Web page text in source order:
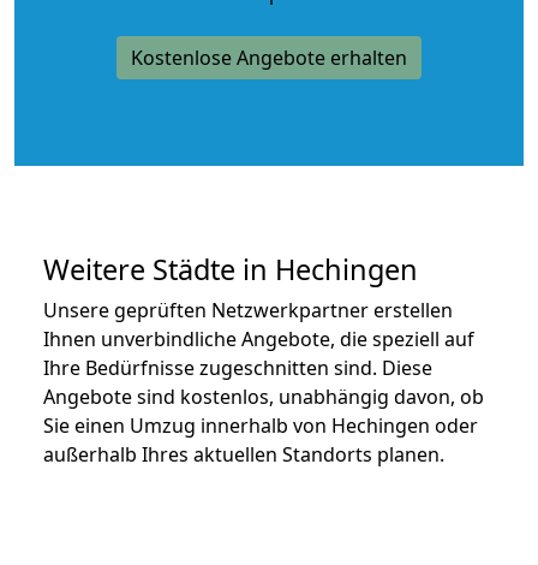
Kostenlose Angebote erhalten
Weitere Städte in Hechingen
Unsere geprüften Netzwerkpartner erstellen
Ihnen unverbindliche Angebote, die speziell auf
Ihre Bedürfnisse zugeschnitten sind. Diese
Angebote sind kostenlos, unabhängig davon, ob
Sie einen Umzug innerhalb von Hechingen oder
außerhalb Ihres aktuellen Standorts planen.